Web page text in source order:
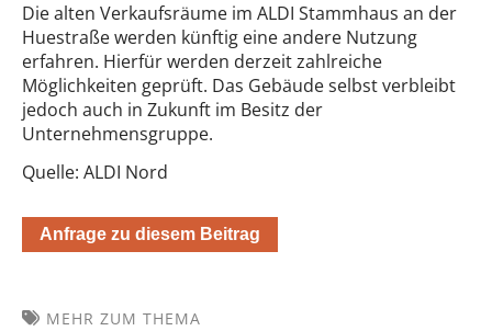
Die alten Verkaufsräume im ALDI Stammhaus an der
Huestraße werden künftig eine andere Nutzung
erfahren. Hierfür werden derzeit zahlreiche
Möglichkeiten geprüft. Das Gebäude selbst verbleibt
jedoch auch in Zukunft im Besitz der
Unternehmensgruppe.
Quelle: ALDI Nord
Anfrage zu diesem Beitrag
MEHR ZUM THEMA